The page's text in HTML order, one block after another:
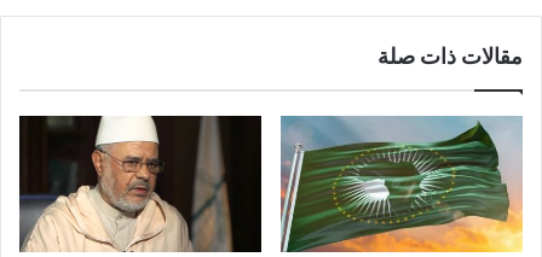
مقالات ذات صلة